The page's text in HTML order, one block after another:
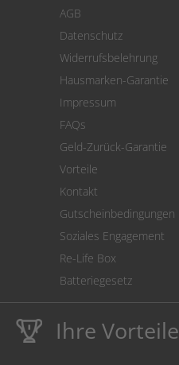
Cookie Einstellungen
AGB
Datenschutz
Widerrufsbelehrung
Hausmarken-Garantie
Impressum
FAQs
Geld-Zurück-Garantie
Vorteile
Kontakt
Gutscheinbedingungen
Soziales Engagement
Re-Life Box
Batteriegesetz
Ihre Vorteile